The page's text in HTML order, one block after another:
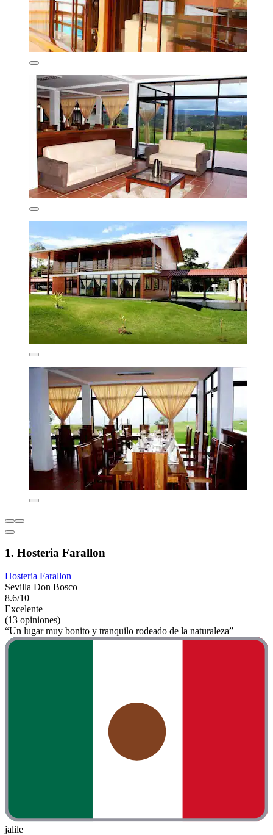
1. Hosteria Farallon
Hosteria Farallon
Sevilla Don Bosco
8.6/10
Excelente
(13 opiniones)
“Un lugar muy bonito y tranquilo rodeado de la naturaleza”
jalile